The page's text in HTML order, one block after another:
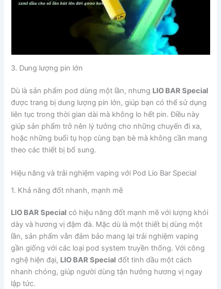
3. Dung lượng pin lớn
Dù là sản phẩm pod dùng một lần, nhưng LIO BAR Special
được trang bị dung lượng pin lớn, giúp bạn có thể sử dụng
liên tục trong thời gian dài mà không lo hết pin. Điều này
giúp sản phẩm trở nên lý tưởng cho những chuyến đi xa,
hoặc những buổi tụ họp cùng bạn bè mà không cần mang
theo các thiết bị bổ sung.
Hiệu năng và trải nghiệm vaping với Pod Lio Bar Special
1. Khả năng đốt nhanh, mạnh mẽ
LIO BAR Special có hiệu năng đốt mạnh mẽ với lượng khói
dày và hương vị đậm đà. Mặc dù là một thiết bị dùng một
lần, sản phẩm vẫn đảm bảo mang lại trải nghiệm vaping
gần giống với các loại pod system truyền thống. Với công
nghệ hiện đại, LIO BAR Special đốt tinh dầu một cách
nhanh chóng, giúp người dùng tận hưởng hương vị ngay
lập tức.